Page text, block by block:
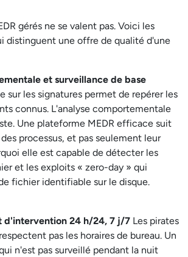
gérés ne se valent pas. Voici les
distinguent une offre de qualité d'une
et surveillance de base
sur les signatures permet de repérer les
connus. L'analyse comportementale
Une plateforme MEDR efficace suit
processus, et pas seulement leur
elle est capable de détecter les
et les exploits « zero-day » qui
fichier identifiable sur le disque.
d'intervention 24 h/24, 7 j/7 Les pirates
pas les horaires de bureau. Un
n'est pas surveillé pendant la nuit